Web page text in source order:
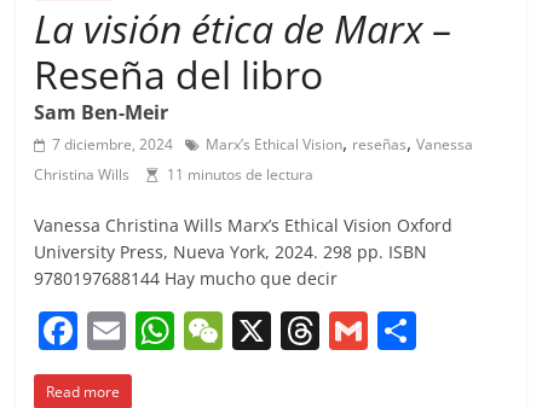
La visión ética de Marx–
Reseña del libro
Sam Ben-Meir
7 diciembre, 2024 Marx’s Ethical Vision, reseñas,Vanessa
Christina Wills
11 minutos de lectura
Vanessa Christina Wills Marx’s Ethical Vision Oxford
University Press, Nueva York, 2024. 298 pp. ISBN
9780197688144 Hay mucho que decir
F
a
E
m
W W X T G
Read more